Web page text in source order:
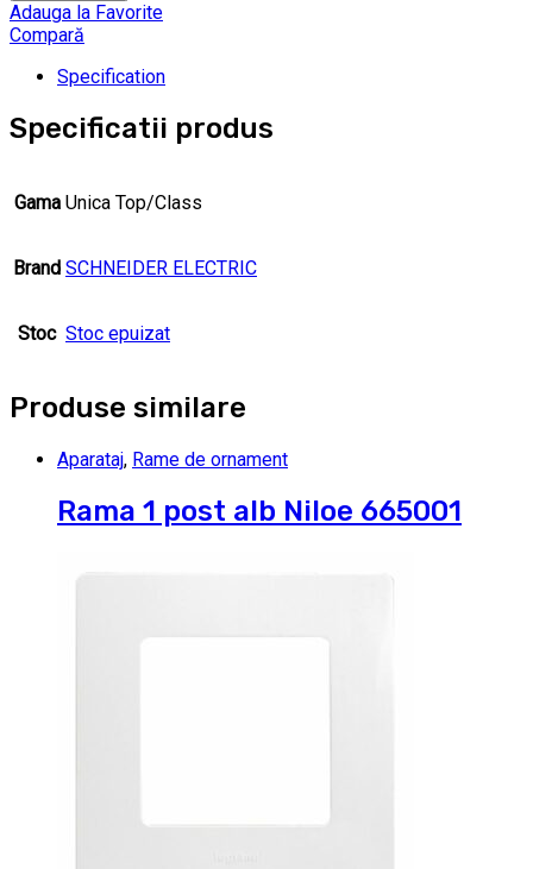
Adauga la Favorite
Compară
Specification
Specificatii produs
Gama Unica Top/Class
Brand SCHNEIDER ELECTRIC
Stoc Stoc epuizat
Produse similare
Aparataj, Rame de ornament
Rama 1 post alb Niloe 665001